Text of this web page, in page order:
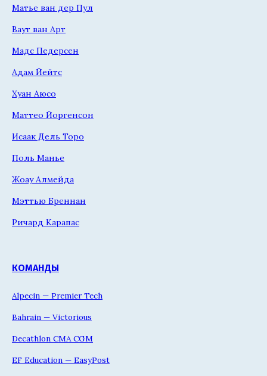
Матье ван дер Пул
Ваут ван Арт
Мадс Педерсен
Адам Йейтс
Хуан Аюсо
Маттео Йоргенсон
Исаак Дель Торо
Поль Манье
Жоау Алмейда
Мэттью Бреннан
Ричард Карапас
КОМАНДЫ
Alpecin — Premier Tech
Bahrain — Victorious
Decathlon CMA CGM
EF Education — EasyPost